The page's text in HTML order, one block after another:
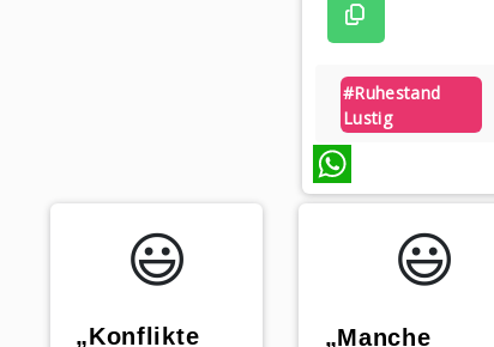
#ruhestand
Lustig
WhatsApp
😃️
„Konflikte
😃️
„Manche